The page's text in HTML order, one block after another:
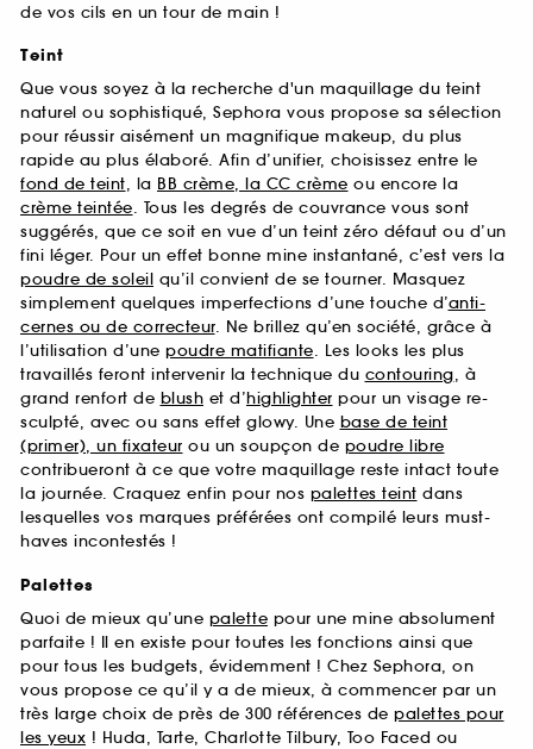
de vos cils en un tour de main !
Teint
Que vous soyez à la recherche d'un maquillage du teint
naturel ou sophistiqué, Sephora vous propose sa sélection
pour réussir aisément un magnifique makeup, du plus
rapide au plus élaboré. Afin d’unifier, choisissez entre le
fond de teint, la BB crème, la CC crème ou encore la
crème teintée. Tous les degrés de couvrance vous sont
suggérés, que ce soit en vue d’un teint zéro défaut ou d’un
fini léger. Pour un effet bonne mine instantané, c’est vers la
poudre de soleil qu’il convient de se tourner. Masquez
simplement quelques imperfections d’une touche d’anti-
cernes ou de correcteur. Ne brillez qu’en société, grâce à
l’utilisation d’une poudre matifiante. Les looks les plus
travaillés feront intervenir la technique du contouring, à
grand renfort de blush et d’highlighter pour un visage re-
sculpté, avec ou sans effet glowy. Une base de teint
(primer), un fixateur ou un soupçon de poudre libre
contribueront à ce que votre maquillage reste intact toute
la journée. Craquez enfin pour nos palettes teint dans
lesquelles vos marques préférées ont compilé leurs must-
haves incontestés !
Palettes
Quoi de mieux qu’une palette pour une mine absolument
parfaite ! Il en existe pour toutes les fonctions ainsi que
pour tous les budgets, évidemment ! Chez Sephora, on
vous propose ce qu’il y a de mieux, à commencer par un
très large choix de près de 300 références de palettes pour
les yeux ! Huda, Tarte, Charlotte Tilbury, Too Faced ou